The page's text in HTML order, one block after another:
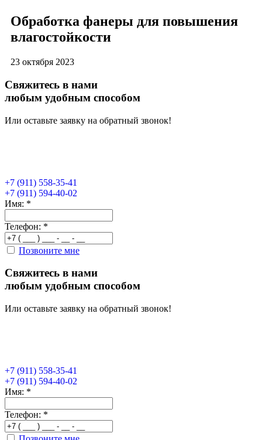
Обработка фанеры для повышения
влагостойкости
23 октября 2023
Свяжитесь в нами
любым удобным способом
Или оставьте заявку на обратный звонок!
+7 (911) 558-35-41
+7 (911) 594-40-02
Имя: *
Телефон: *
Позвоните мне
Свяжитесь в нами
любым удобным способом
Или оставьте заявку на обратный звонок!
+7 (911) 558-35-41
+7 (911) 594-40-02
Имя: *
Телефон: *